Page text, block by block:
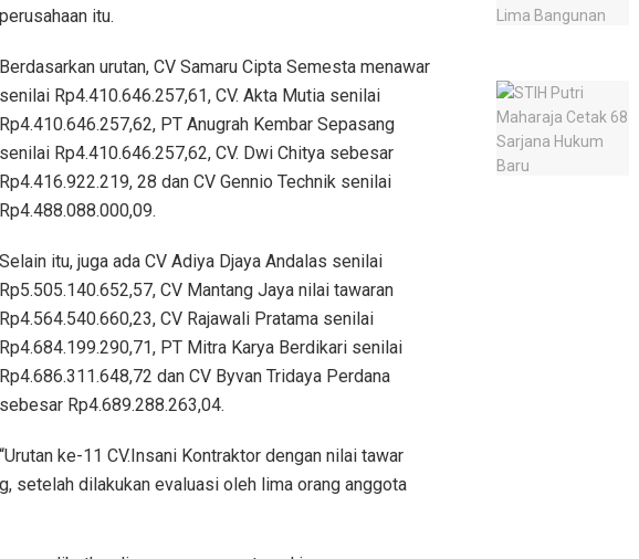
perusahaan itu.
Berdasarkan urutan, CV Samaru Cipta Semesta menawar
senilai Rp4.410.646.257,61, CV. Akta Mutia senilai
Rp4.410.646.257,62, PT Anugrah Kembar Sepasang
senilai Rp4.410.646.257,62, CV. Dwi Chitya sebesar
Rp4.416.922.219, 28 dan CV Gennio Technik senilai
Rp4.488.088.000,09.
Selain itu, juga ada CV Adiya Djaya Andalas senilai
Rp5.505.140.652,57, CV Mantang Jaya nilai tawaran
Rp4.564.540.660,23, CV Rajawali Pratama senilai
Rp4.684.199.290,71, PT Mitra Karya Berdikari senilai
Rp4.686.311.648,72 dan CV Byvan Tridaya Perdana
sebesar Rp4.689.288.263,04.
“Urutan ke-11 CV.Insani Kontraktor dengan nilai tawar
setelah dilakukan evaluasi oleh lima orang anggota